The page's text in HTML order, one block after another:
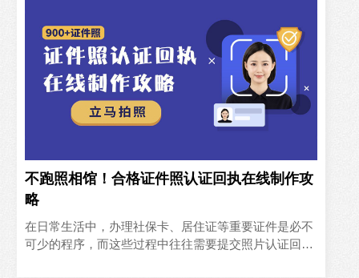
不跑照相馆！合格证件照认证回执在线制作攻
略
在日常生活中，办理社保卡、居住证等重要证件是必不
可少的程序，而这些过程中往往需要提交照片认证回